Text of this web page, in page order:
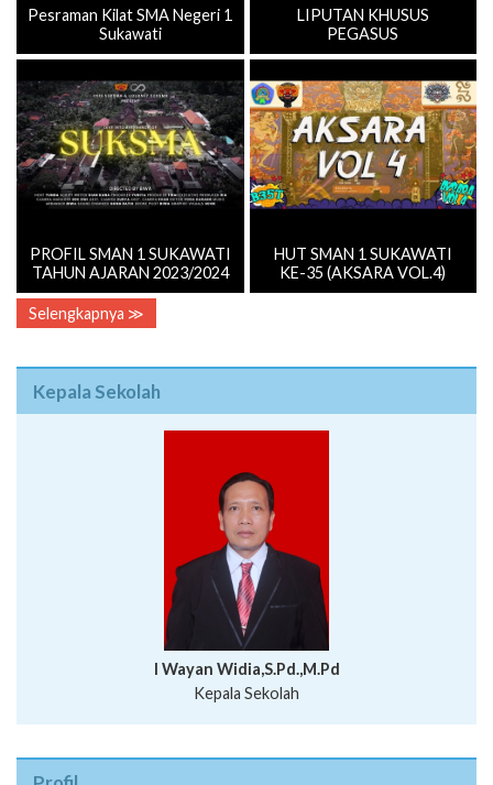
Pesraman Kilat SMA Negeri 1
Sukawati
LIPUTAN KHUSUS
PEGASUS
PROFIL SMAN 1 SUKAWATI
TAHUN AJARAN 2023/2024
HUT SMAN 1 SUKAWATI
KE-35 (AKSARA VOL.4)
Selengkapnya ≫
Kepala Sekolah
I Wayan Widia,S.Pd.,M.Pd
Kepala Sekolah